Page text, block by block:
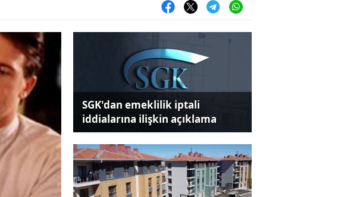
SGK'dan emeklilik iptali
iddialarına ilişkin açıklama